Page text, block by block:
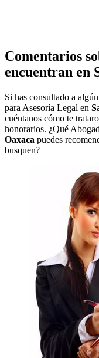
Comentarios
encuentran en
Si has consultado a
para Asesoría Legal en
cuéntanos cómo te
honorarios. ¿Qué
Oaxaca puedes
busquen?